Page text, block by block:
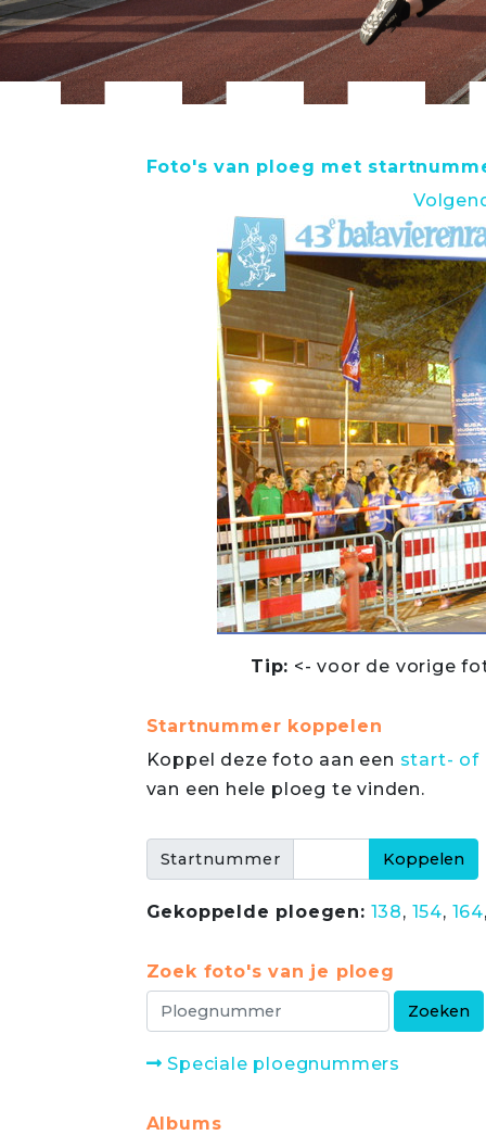
Foto's van ploeg met
Tip: <- voor de vorige
Startnummer koppelen
Koppel deze foto aan een start- of
van een hele ploeg te vinden.
Startnummer
Gekoppelde ploegen: 138, 154, 164
Zoek foto's van je ploeg
Speciale ploegnummers
Albums